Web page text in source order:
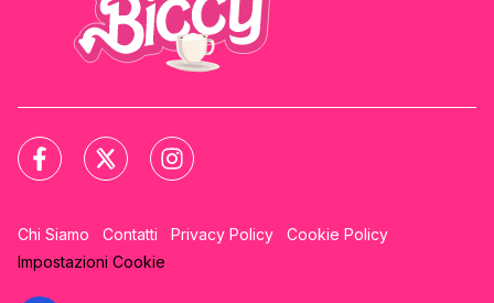
Chi Siamo Contatti Privacy Policy
Cookie Policy
Impostazioni Cookie